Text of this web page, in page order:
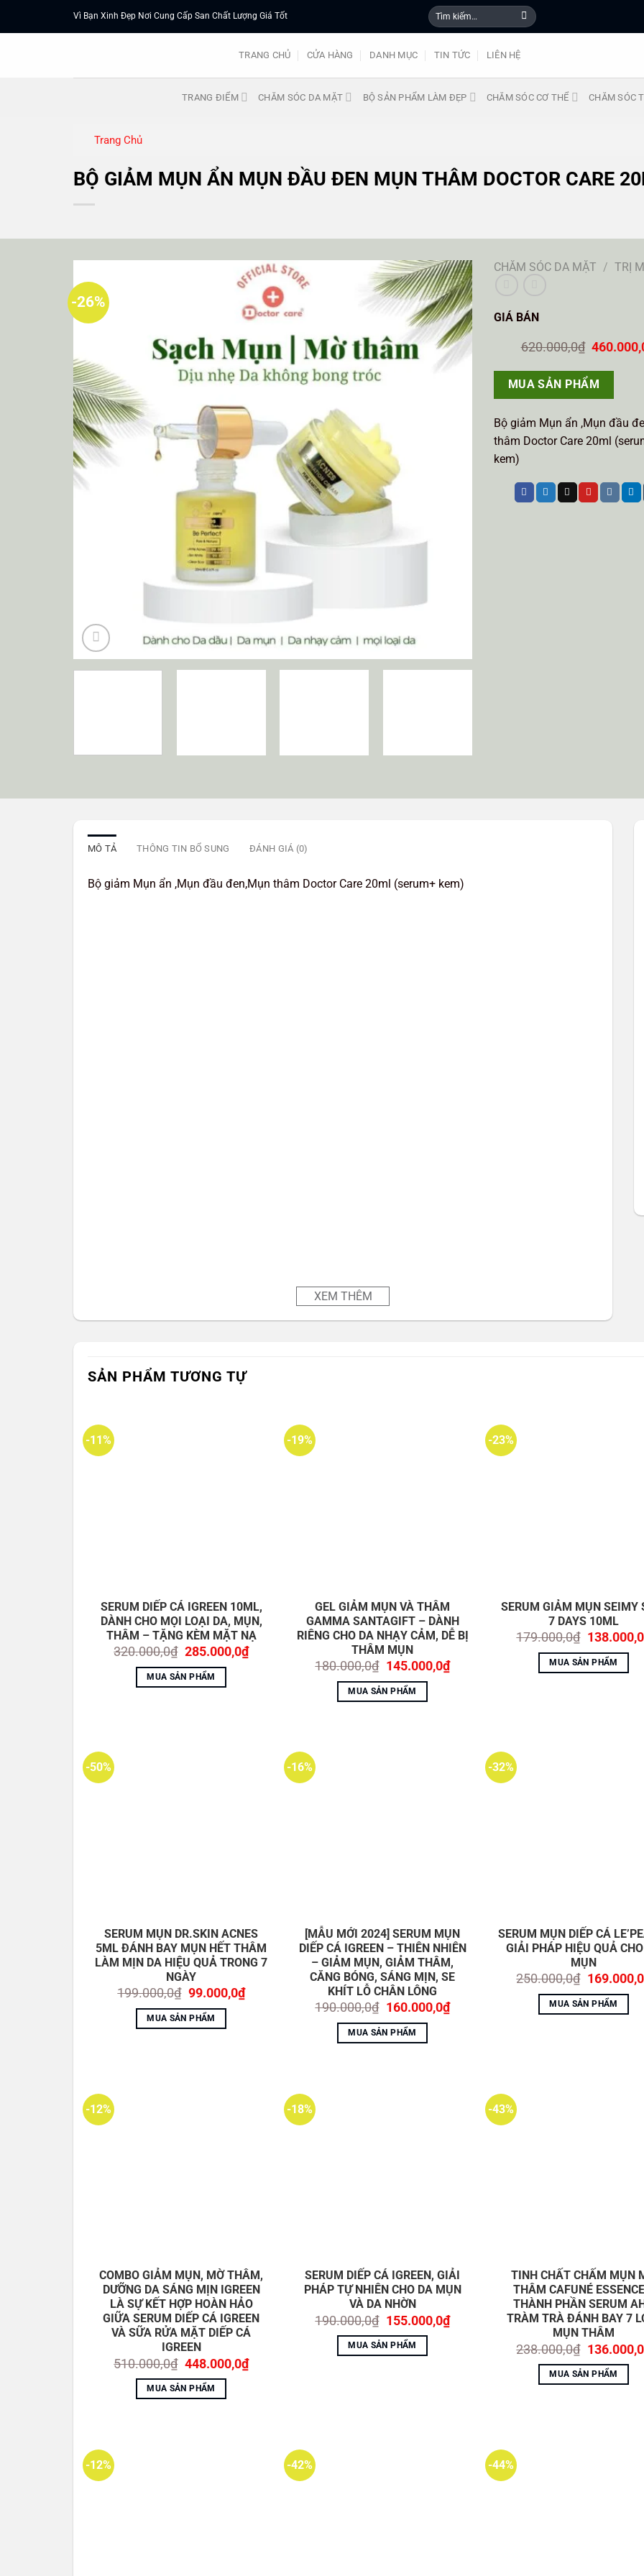
Vì Bạn Xinh Đẹp Nơi Cung Cấp San Chất Lượng Giá Tốt
Tìm
kiếm:
TRANG CHỦ CỬA HÀNG DANH MỤC TIN TỨC LIÊN HỆ
TRANG ĐIỂM CHĂM SÓC DA MẶT BỘ SẢN PHẨM LÀM ĐẸP CHĂM SÓC CƠ THỂ CHĂM SÓC
Trang Chủ
BỘ GIẢM MỤN ẨN MỤN ĐẦU ĐEN MỤN THÂM DOCTOR CARE
-26%
CHĂM SÓC DA MẶT / TRỊ
GIÁ BÁN
620.000,0₫ Giá
là:
MUA SẢN PHẨM
Bộ giảm Mụn ẩn ,Mụn đầu
thâm Doctor Care 20ml
kem)
MÔ TẢ THÔNG TIN BỔ SUNG ĐÁNH GIÁ (0)
Bộ giảm Mụn ẩn ,Mụn đầu đen,Mụn thâm Doctor Care 20ml (serum+ kem)
Bộ giảm Mụn ẩn ,Mụn đầu đen,Mụn thâm Doctor Care
XEM THÊM
SẢN PHẨM TƯƠNG TỰ
-11%
SERUM DIẾP CÁ IGREEN 10ML,
DÀNH CHO MỌI LOẠI DA, MỤN,
THÂM – TẶNG KÈM MẶT NẠ
320.000,0₫ Giá
gốc
là:
320.000,0₫.
285.000,0₫Giá
hiện
MUA SẢN PHẨM
-19%
GEL GIẢM MỤN VÀ THÂM
GAMMA SANTAGIFT – DÀNH
RIÊNG CHO DA NHẠY CẢM, DỄ BỊ
THÂM MỤN
180.000,0₫ Giá
gốc
là:
180.000,0₫.
145.000,0₫Giá
hiện
MUA SẢN PHẨM
-23%
SERUM GIẢM MỤN SEIMY
7 DAYS 10ML
179.000,0₫ Giá
gốc
là:
138.000,0
MUA SẢN PHẨM
-50%
SERUM MỤN DR.SKIN ACNES
5ML ĐÁNH BAY MỤN HẾT THÂM
LÀM MỊN DA HIỆU QUẢ TRONG 7
NGÀY
199.000,0₫ Giá
gốc
là:
199.000,0₫.
99.000,0₫Giá
hiện
MUA SẢN PHẨM
-16%
[MẪU MỚI 2024] SERUM MỤN
DIẾP CÁ IGREEN – THIÊN NHIÊN
– GIẢM MỤN, GIẢM THÂM,
CĂNG BÓNG, SÁNG MỊN, SE
KHÍT LỖ CHÂN LÔNG
190.000,0₫ Giá
gốc
là:
190.000,0₫.
160.000,0₫Giá
hiện
MUA SẢN PHẨM
-32%
SERUM MỤN DIẾP CÁ
GIẢI PHÁP HIỆU QUẢ
MỤN
250.000,0₫ Giá
gốc
là:
169.000,0
MUA SẢN PHẨM
-12%
COMBO GIẢM MỤN, MỜ THÂM,
DƯỠNG DA SÁNG MỊN IGREEN
LÀ SỰ KẾT HỢP HOÀN HẢO
GIỮA SERUM DIẾP CÁ IGREEN
VÀ SỮA RỬA MẶT DIẾP CÁ
IGREEN
510.000,0₫ Giá
gốc
là:
510.000,0₫.
448.000,0₫Giá
hiện
MUA SẢN PHẨM
-18%
SERUM DIẾP CÁ IGREEN, GIẢI
PHÁP TỰ NHIÊN CHO DA MỤN
VÀ DA NHỜN
190.000,0₫ Giá
gốc
là:
190.000,0₫.
155.000,0₫Giá
hiện
MUA SẢN PHẨM
-43%
TINH CHẤT CHẤM MỤN
THÂM CAFUNÉ
THÀNH PHẦN SERUM
TRÀM TRÀ ĐÁNH BAY 7
MỤN THÂM
238.000,0₫ Giá
gốc
là:
136.000,0
MUA SẢN PHẨM
-12% -42% -44%